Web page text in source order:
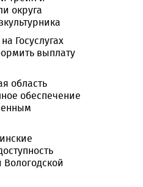
округа
Госуслугах
выплату
область
обеспечение